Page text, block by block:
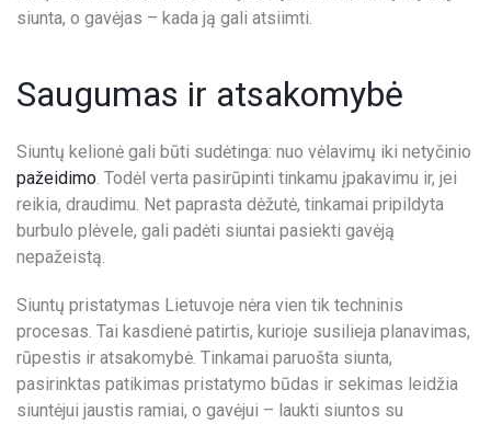
siunta, o gavėjas – kada ją gali atsiimti.
Saugumas ir atsakomybė
Siuntų kelionė gali būti sudėtinga: nuo vėlavimų iki netyčinio
pažeidimo . Todėl verta pasirūpinti tinkamu įpakavimu ir, jei
reikia, draudimu. Net paprasta dėžutė, tinkamai pripildyta
burbulo plėvele, gali padėti siuntai pasiekti gavėją
nepažeistą.
Siuntų pristatymas Lietuvoje nėra vien tik techninis
procesas. Tai kasdienė patirtis, kurioje susilieja planavimas,
rūpestis ir atsakomybė. Tinkamai paruošta siunta,
pasirinktas patikimas pristatymo būdas ir sekimas leidžia
siuntėjui jaustis ramiai, o gavėjui – laukti siuntos su